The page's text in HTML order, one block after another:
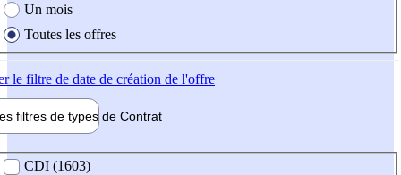
Un mois
Toutes les offres
le filtre de date de création de l'offre
filtres de types de Contrat
contrat
CDI (1603)